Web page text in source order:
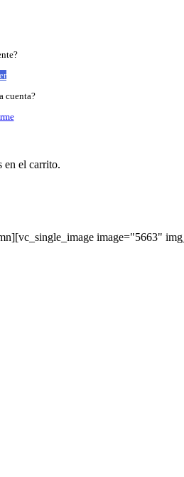
cuenta?
en el carrito.
image="5663"